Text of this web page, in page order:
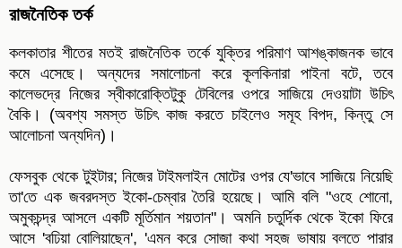
রাজনৈতিক তর্ক
কলকাতার শীতের মতই রাজনৈতিক তর্কে যুক্তির পরিমাণ আশঙ্কাজনক ভাবে
কমে এসেছে। অন্যদের সমালোচনা করে কূলকিনারা পাইনা বটে, তবে
কালেভদ্রে নিজের স্বীকারোক্তিটুকু টেবিলের ওপরে সাজিয়ে দেওয়াটা উচিৎ
বৈকি। (অবশ্য সমস্ত উচিৎ কাজ করতে চাইলেও সমূহ বিপদ, কিন্তু সে
আলোচনা অন্যদিন)।
ফেসবুক থেকে টুইটার; নিজের টাইমলাইন মোটের ওপর যে'ভাবে সাজিয়ে নিয়েছি
তা'তে এক জবরদস্ত ইকো-চেম্বার তৈরি হয়েছে। আমি বলি "ওহে শোনো,
অমুকচন্দ্র আসলে একটি মূর্তিমান শয়তান"। অমনি চতুর্দিক থেকে ইকো ফিরে
আসে 'বঢিয়া বোলিয়াছেন', 'এমন করে সোজা কথা সহজ ভাষায় বলতে পারার